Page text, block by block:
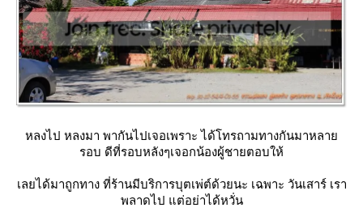
หลงไป หลงมา พากันไปเจอเพราะ ได้โทรถามทางกันมาหลา
รอบ ดีที่รอบหลังๆเจอกน้องผู้ชายตอบให้
เลยได้มาถูกทาง ที่ร้านมีบริการบุตเพ่ต์ด้วยนะ เฉพาะ วันเสาร์ เรา
พลาดไป แต่อย่าได้หวั่น